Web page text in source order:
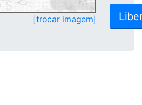
[trocar imagem]